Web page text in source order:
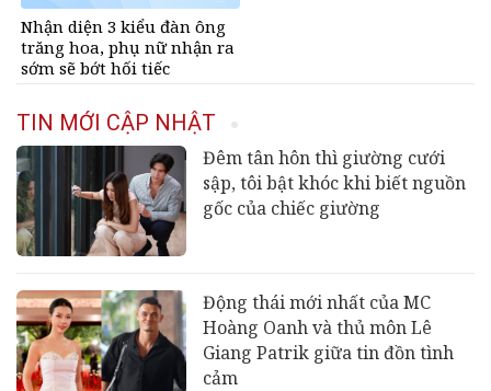
Nhận diện 3 kiểu đàn ông
trăng hoa, phụ nữ nhận ra
sớm sẽ bớt hối tiếc
TIN MỚI CẬP NHẬT
Đêm tân hôn thì giường cưới
sập, tôi bật khóc khi biết nguồn
gốc của chiếc giường
Động thái mới nhất của MC
Hoàng Oanh và thủ môn Lê
Giang Patrik giữa tin đồn tình
cảm